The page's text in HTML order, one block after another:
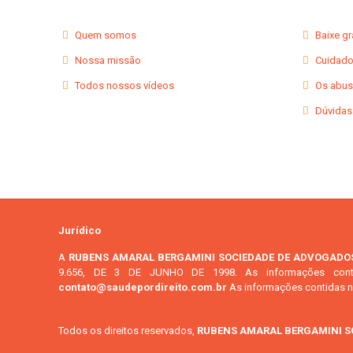
Quem somos
Nossa missão
Todos nossos vídeos
Baixe
Os
Jurídico
A RUBENS AMARAL BERGAMINI SOCIEDADE DE
9.656, DE 3 DE JUNHO DE 1998. As informações
contato@saudepordireito.com.br As informações contidas
Todos os direitos reservados, RUBENS AMARAL BERGAMINI